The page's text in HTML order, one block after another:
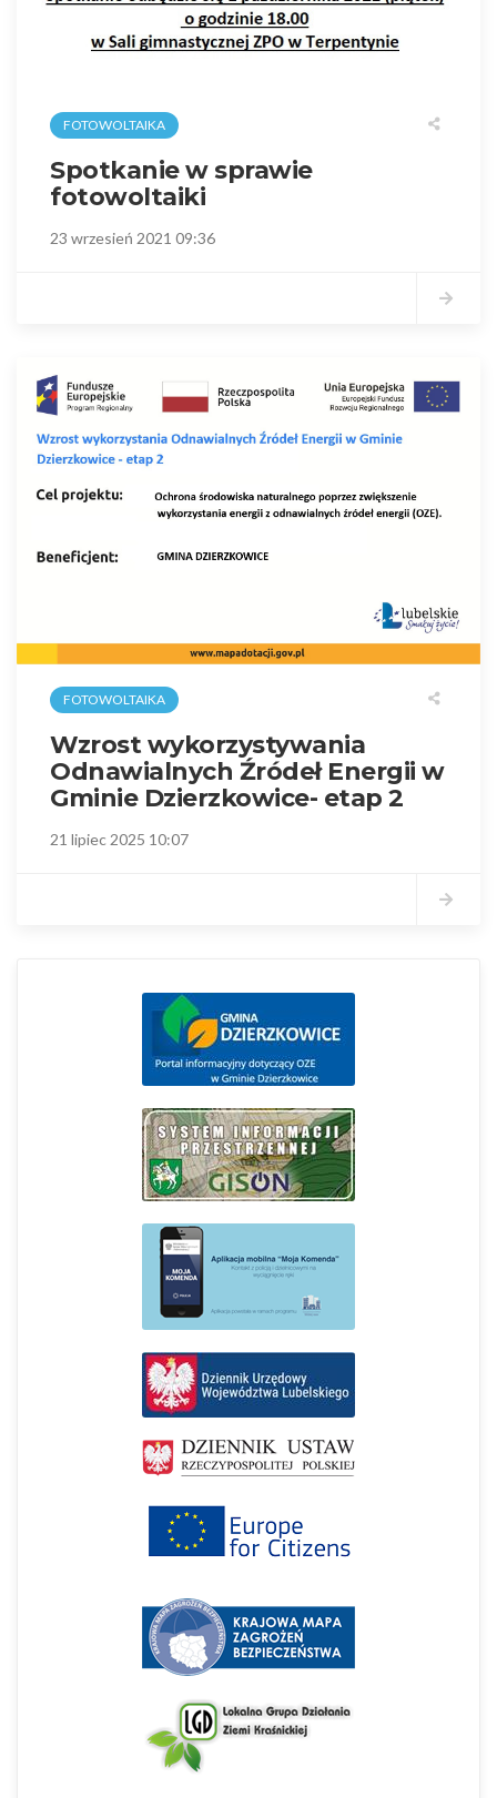
FOTOWOLTAIKA
Spotkanie w sprawie
fotowoltaiki
23 wrzesień 2021 09:36
FOTOWOLTAIKA
Wzrost wykorzystywania
Odnawialnych Źródeł Energii w
Gminie Dzierzkowice- etap 2
21 lipiec 2025 10:07